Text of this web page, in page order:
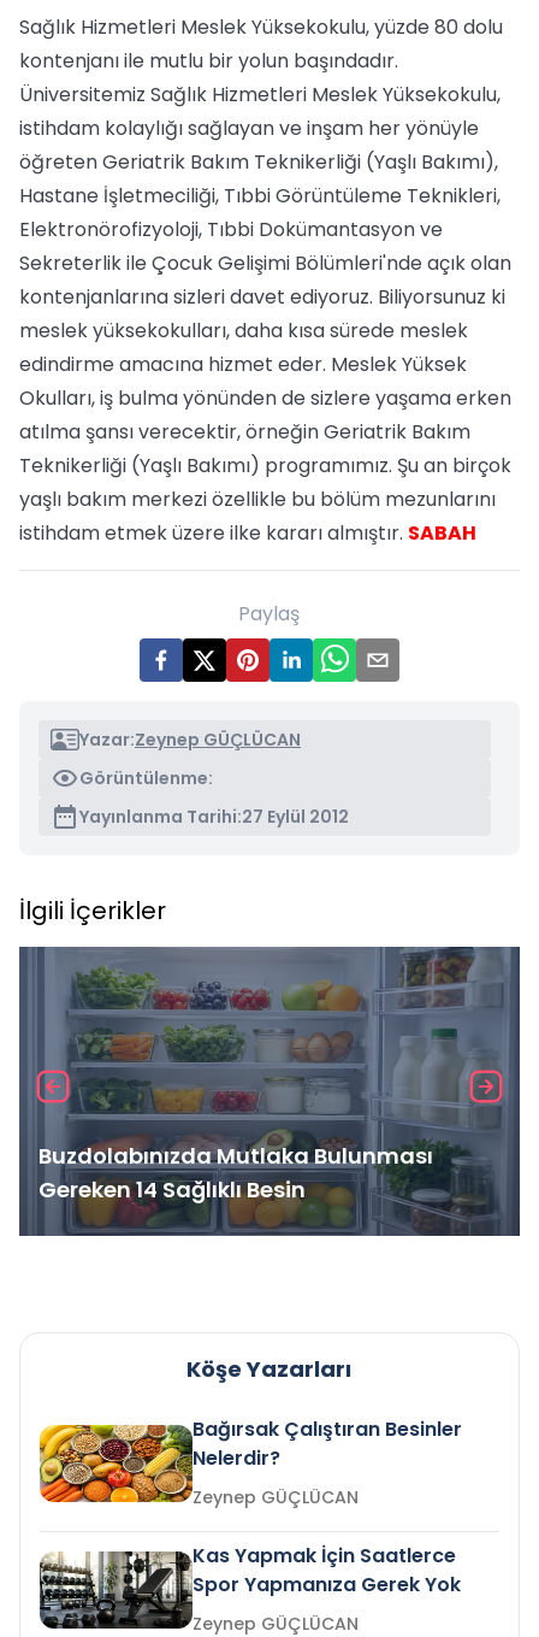
Sağlık Hizmetleri Meslek Yüksekokulu, yüzde 80 dolu
kontenjanı ile mutlu bir yolun başındadır.
Üniversitemiz Sağlık Hizmetleri Meslek Yüksekokulu,
istihdam kolaylığı sağlayan ve inşam her yönüyle
öğreten Geriatrik Bakım Teknikerliği (Yaşlı Bakımı),
Hastane İşletmeciliği, Tıbbi Görüntüleme Teknikleri,
Elektronörofizyoloji, Tıbbi Dokümantasyon ve
Sekreterlik ile Çocuk Gelişimi Bölümleri'nde açık olan
kontenjanlarına sizleri davet ediyoruz. Biliyorsunuz ki
meslek yüksekokulları, daha kısa sürede meslek
edindirme amacına hizmet eder. Meslek Yüksek
Okulları, iş bulma yönünden de sizlere yaşama erken
atılma şansı verecektir, örneğin Geriatrik Bakım
Teknikerliği (Yaşlı Bakımı) programımız. Şu an birçok
yaşlı bakım merkezi özellikle bu bölüm mezunlarını
istihdam etmek üzere ilke kararı almıştır. SABAH
Paylaş
Yazar:Zeynep GÜÇLÜCAN
Görüntülenme:
Yayınlanma Tarihi:27 Eylül 2012
İlgili İçerikler
Buzdolabınızda Mutlaka Bulunması
Gereken 14 Sağlıklı Besin
Köşe Yazarları
Bağırsak Çalıştıran Besinler
Nelerdir?
Zeynep GÜÇLÜCAN
Kas Yapmak İçin Saatlerce
Spor Yapmanıza Gerek Yok
Zeynep GÜÇLÜCAN